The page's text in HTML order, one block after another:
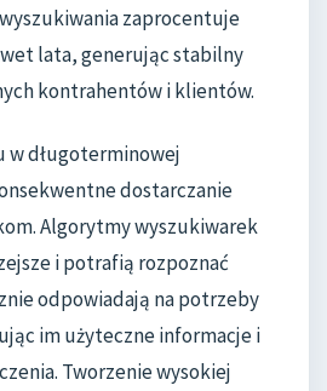
zaprocentuje
lata, generując stabilny
kontrahentów i klientów.
w długoterminowej
dostarczanie
Algorytmy wyszukiwarek
i potrafią rozpoznać
odpowiadają na potrzeby
im użyteczne informacje i
Tworzenie wysokiej